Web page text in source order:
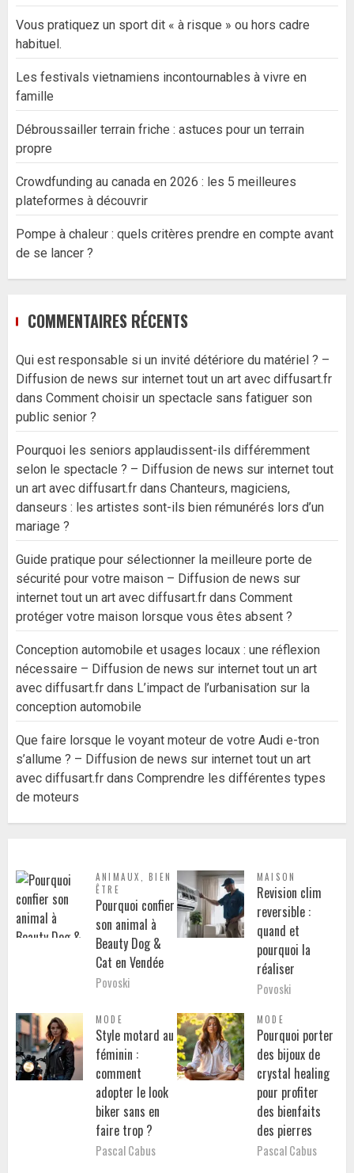
Vous pratiquez un sport dit « à risque » ou hors cadre
habituel.
Les festivals vietnamiens incontournables à vivre en
famille
Débroussailler terrain friche : astuces pour un terrain
propre
Crowdfunding au canada en 2026 : les 5 meilleures
plateformes à découvrir
Pompe à chaleur : quels critères prendre en compte avant
de se lancer ?
COMMENTAIRES RÉCENTS
Qui est responsable si un invité détériore du matériel ? –
Diffusion de news sur internet tout un art avec diffusart.fr
dans Comment choisir un spectacle sans fatiguer son
public senior ?
Pourquoi les seniors applaudissent-ils différemment
selon le spectacle ? – Diffusion de news sur internet tout
un art avec diffusart.fr dans Chanteurs, magiciens,
danseurs : les artistes sont-ils bien rémunérés lors d’un
mariage ?
Guide pratique pour sélectionner la meilleure porte de
sécurité pour votre maison – Diffusion de news sur
internet tout un art avec diffusart.fr dans Comment
protéger votre maison lorsque vous êtes absent ?
Conception automobile et usages locaux : une réflexion
nécessaire – Diffusion de news sur internet tout un art
avec diffusart.fr dans L’impact de l’urbanisation sur la
conception automobile
Que faire lorsque le voyant moteur de votre Audi e-tron
s’allume ? – Diffusion de news sur internet tout un art
avec diffusart.fr dans Comprendre les différentes types
de moteurs
ANIMAUX ,BIEN
ÊTRE
Pourquoi confier
son animal à
Beauty Dog &
Cat en Vendée
Povoski
MAISON
Revision clim
reversible :
quand et
pourquoi la
réaliser
Povoski
MODE
Style motard au
féminin :
comment
adopter le look
biker sans en
faire trop ?
Pascal Cabus
MODE
Pourquoi porter
des bijoux de
crystal healing
pour profiter
des bienfaits
des pierres
Pascal Cabus